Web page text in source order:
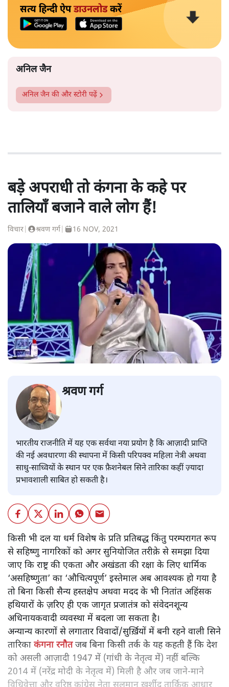
सत्य हिन्दी ऐपडाउनलोडकरें
अनिल जैन
अनिल जैन की और स्टोरी पढ़ें
बड़े अपराधी तो कंगना के कहे पर
तालियाँ बजाने वाले लोग हैं!
विचार श्रवण गर्ग 16 NOV, 2021
श्रवण गर्ग
भारतीय राजनीति में यह एक सर्वथा नया प्रयोग है कि आज़ादी प्राप्ति
की नई अवधारणा की स्थापना में किसी परिपक्व महिला नेत्री अथवा
साधु-साध्वियों के स्थान पर एक फ़ैशनेबल सिने तारिका कहीं ज़्यादा
प्रभावशाली साबित हो सकती है।
किसी भी दल या धर्म विशेष के प्रति प्रतिबद्ध किंतु परम्परागत रूप
से सहिष्णु नागरिकों को अगर सुनियोजित तरीक़े से समझा दिया
जाए कि राष्ट्र की एकता और अखंडता की रक्षा के लिए धार्मिक
‘असहिष्णुता’ का ‘औचित्यपूर्ण’ इस्तेमाल अब आवश्यक हो गया है
तो बिना किसी सैन्य हस्तक्षेप अथवा मदद के भी नितांत अहिंसक
हथियारों के ज़रिए ही एक जागृत प्रजातंत्र को संवेदनशून्य
अधिनायकवादी व्यवस्था में बदला जा सकता है।
अन्यान्य कारणों से लगातार विवादों/सुर्ख़ियों में बनी रहने वाली सिने
तारिका कंगना रनौतजब बिना किसी तर्क के यह कहती हैं कि देश
को असली आज़ादी 1947 में (गांधी के नेतृत्व में) नहीं बल्कि
2014 में (नरेंद्र मोदी के नेतृत्व में) मिली है और जब जाने-माने